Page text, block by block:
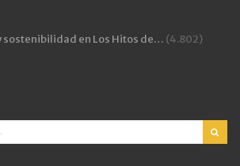
sostenibilidad en Los Hitos de… (4.802)